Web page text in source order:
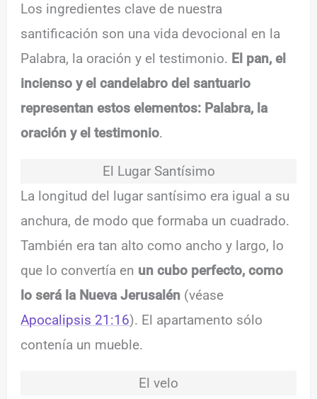
Los ingredientes clave de nuestra
santificación son una vida devocional en la
Palabra, la oración y el testimonio. El pan, el
incienso y el candelabro del santuario
representan estos elementos: Palabra, la
oración y el testimonio.
El Lugar Santísimo
La longitud del lugar santísimo era igual a su
anchura, de modo que formaba un cuadrado.
También era tan alto como ancho y largo, lo
que lo convertía en un cubo perfecto, como
lo será la Nueva Jerusalén (véase
Apocalipsis 21:16). El apartamento sólo
contenía un mueble.
El velo